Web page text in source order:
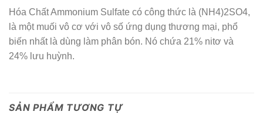
Hóa Chất Ammonium Sulfate có công thức là (NH4)2SO4,
là một muối vô cơ với vô số ứng dụng thương mại, phổ
biến nhất là dùng làm phân bón. Nó chứa 21% nitơ và
24% lưu huỳnh.
SẢN PHẨM TƯƠNG TỰ